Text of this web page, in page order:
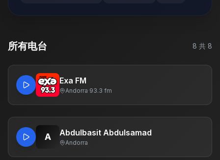
所有电台 8 共 8
Exa FM
Andorra·93.3 fm
A Abdulbasit Abdulsamad
Andorra